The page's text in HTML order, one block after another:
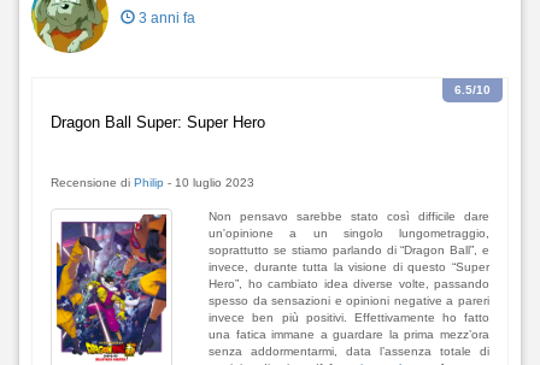
3 anni fa
Dragon Ball Super: Super Hero
6.5/10
Recensione di Philip - 10 luglio 2023
Non pensavo sarebbe stato così difficile dare
un'opinione a un singolo lungometraggio,
soprattutto se stiamo parlando di “Dragon Ball”, e
invece, durante tutta la visione di questo “Super
Hero”, ho cambiato idea diverse volte, passando
spesso da sensazioni e opinioni negative a pareri
invece ben più positivi. Effettivamente ho fatto
una fatica immane a guardare la prima mezz’ora
senza addormentarmi, data l’assenza totale di